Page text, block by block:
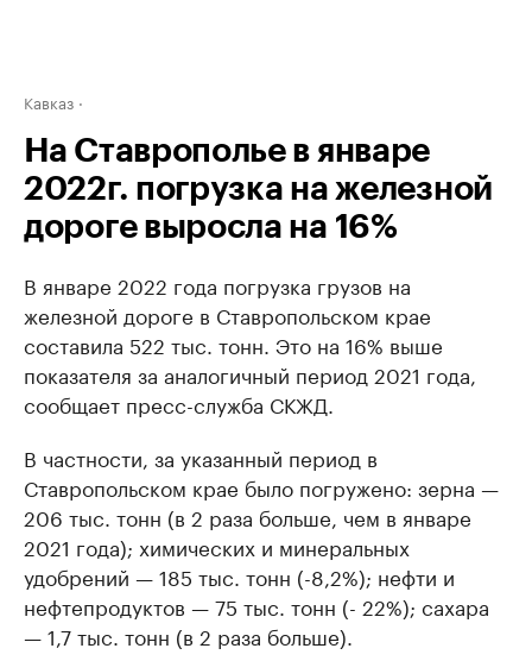
Кавказ
На Ставрополье в январе
2022г. погрузка на железной
дороге выросла на 16%
В январе 2022 года погрузка грузов на
железной дороге в Ставропольском крае
составила 522 тыс. тонн. Это на 16% выше
показателя за аналогичный период 2021 года,
сообщает пресс-служба СКЖД.
В частности, за указанный период в
Ставропольском крае было погружено: зерна —
206 тыс. тонн (в 2 раза больше, чем в январе
2021 года); химических и минеральных
удобрений — 185 тыс. тонн (-8,2%); нефти и
нефтепродуктов — 75 тыс. тонн (- 22%); сахара
— 1,7 тыс. тонн (в 2 раза больше).